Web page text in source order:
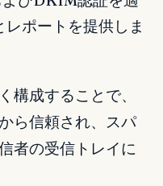
ポートを提供しま
構成することで、
ら信頼され、スパ
者の受信トレイに